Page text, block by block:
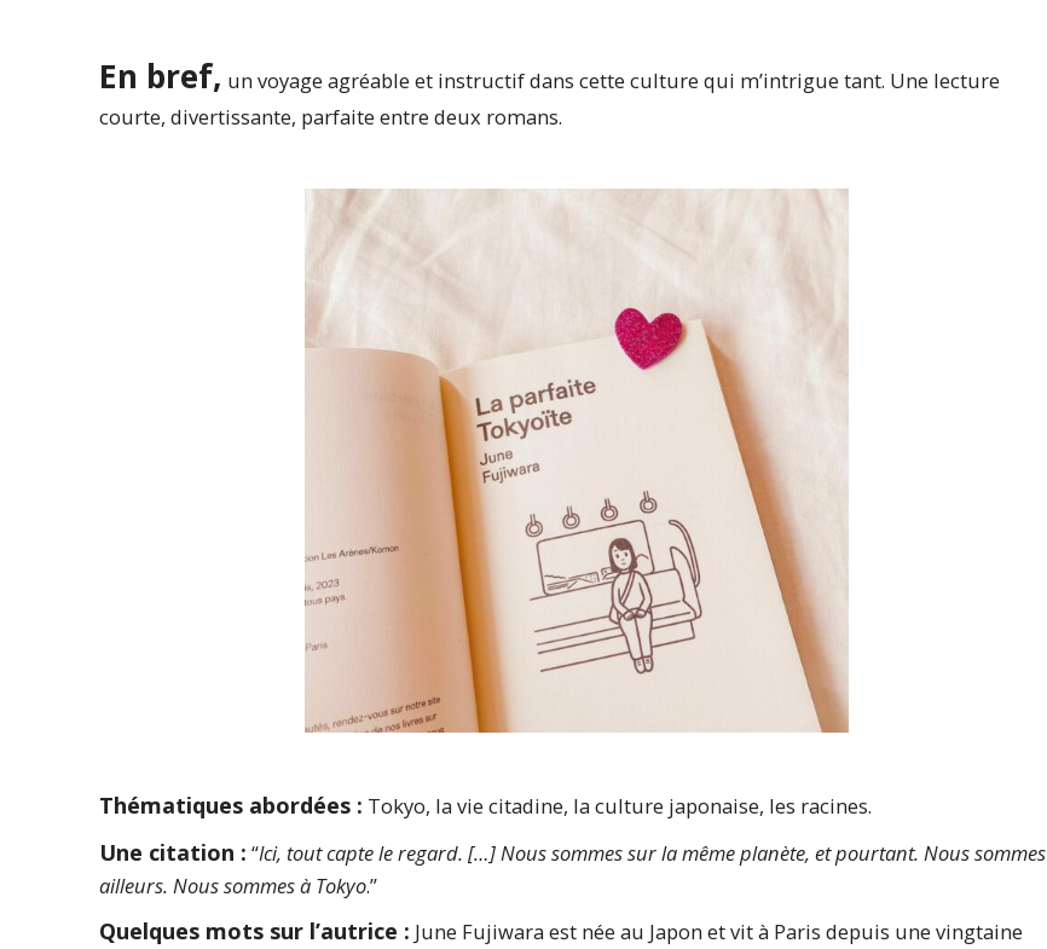
En bref, un voyage agréable et instructif dans cette culture qui m’intrigue tant. Une lecture
courte, divertissante, parfaite entre deux romans.
Thématiques abordées : Tokyo, la vie citadine, la culture japonaise, les racines.
Une citation : “Ici, tout capte le regard. […] Nous sommes sur la même planète, et pourtant. Nous sommes
ailleurs. Nous sommes à Tokyo.”
Quelques mots sur l’autrice : June Fujiwara est née au Japon et vit à Paris depuis une vingtaine